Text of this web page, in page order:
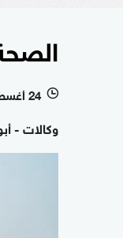
l 24 أغسطس 2021 - 15:35 بتوقيت أبوظبي
وكالات -